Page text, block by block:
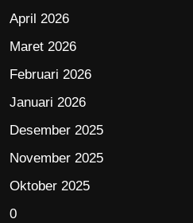
April 2026
Maret 2026
Februari 2026
Januari 2026
Desember 2025
November 2025
Oktober 2025
0